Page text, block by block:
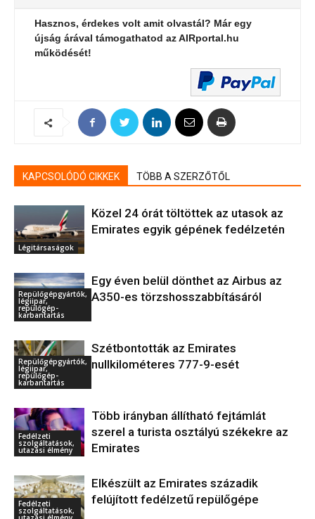
Hasznos, érdekes volt amit olvastál? Már egy
újság árával támogathatod az AIRportal.hu
működését!
KAPCSOLÓDÓ CIKKEK TÖBB A SZERZŐTŐL
Légitársaságok
Közel 24 órát töltöttek az utasok az
Emirates egyik gépének fedélzetén
Repülőgépgyártók,
légiipar,
repülőgép-
karbantartás
Egy éven belül dönthet az Airbus az
A350-es törzshosszabbításáról
Repülőgépgyártók,
légiipar,
repülőgép-
karbantartás
Szétbontották az Emirates
nullkilométeres 777-9-esét
Fedélzeti
szolgáltatások,
utazási élmény
Több irányban állítható fejtámlát
szerel a turista osztályú székekre az
Emirates
Fedélzeti
szolgáltatások,
Elkészült az Emirates századik
felújított fedélzetű repülőgépe